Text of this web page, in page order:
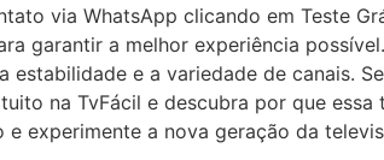
via WhatsApp clicando em Teste
garantir a melhor experiência
e a variedade de canais.
na TvFácil e descubra por que
experimente a nova geração da